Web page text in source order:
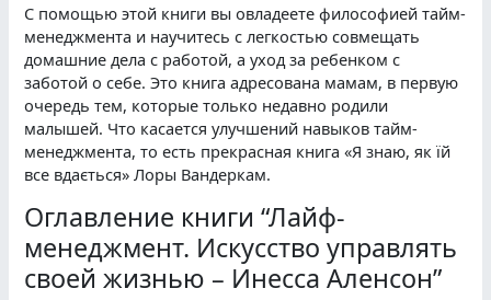
С помощью этой книги вы овладеете философией тайм-
менеджмента и научитесь с легкостью совмещать
домашние дела с работой, а уход за ребенком с
заботой о себе. Это книга адресована мамам, в первую
очередь тем, которые только недавно родили
малышей. Что касается улучшений навыков тайм-
менеджмента, то есть прекрасная книга «Я знаю, як їй
все вдається» Лоры Вандеркам.
Оглавление книги “Лайф-
менеджмент. Искусство управлять
своей жизнью – Инесса Аленсон”